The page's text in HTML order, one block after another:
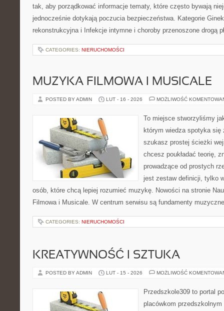
tak, aby porządkować informacje tematy, które często bywają
jednocześnie dotykają poczucia bezpieczeństwa. Kategorie
rekonstrukcyjna i Infekcje intymne i choroby przenoszone drogą
CATEGORIES: NIERUCHOMOŚCI
MUZYKA FILMOWA I MUSICALE
POSTED BY ADMIN LUT - 16 - 2026 MOŻLIWOŚĆ
To miejsce stworzyliśmy
którym wiedza spotyka
szukasz prostej ścieżki
chcesz poukładać teorię,
prowadzące od prostych
jest zestaw definicji, tylko
osób, które chcą lepiej rozumieć muzykę. Nowości na stronie
Filmowa i Musicale. W centrum serwisu są fundamenty
CATEGORIES: NIERUCHOMOŚCI
KREATYWNOŚĆ I SZTUKA
POSTED BY ADMIN LUT - 15 - 2026 MOŻLIWOŚĆ
Przedszkole309 to portal
placówkom